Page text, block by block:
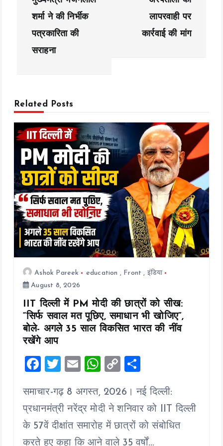
a
n
शर्मा ने की निर्भीक
पत्रकारिता की
सराहना
लापरवाही पर
कार्रवाई की मांग
Related Posts
Ashok Pareek education , Front , इंडिया
August 8, 2026
IIT दिल्ली में PM मोदी की छात्रों को सीख:
“सिर्फ सवाल मत पूछिए, समाधान भी खोजिए”,
बोले- अगले 35 साल विकसित भारत की नींव
रखेंगे आप
F
ce
b
o
T
tt
er
E
ai
l
W
at
s
A
C
p
y
Li
a
re
समाचार-गढ़ 8 अगस्त, 2026। नई दिल्ली:
प्रधानमंत्री नरेंद्र मोदी ने शनिवार को IIT दिल्ली
के 57वें दीक्षांत समारोह में छात्रों को संबोधित
करते हुए कहा कि आने वाले 35 वर्षों…